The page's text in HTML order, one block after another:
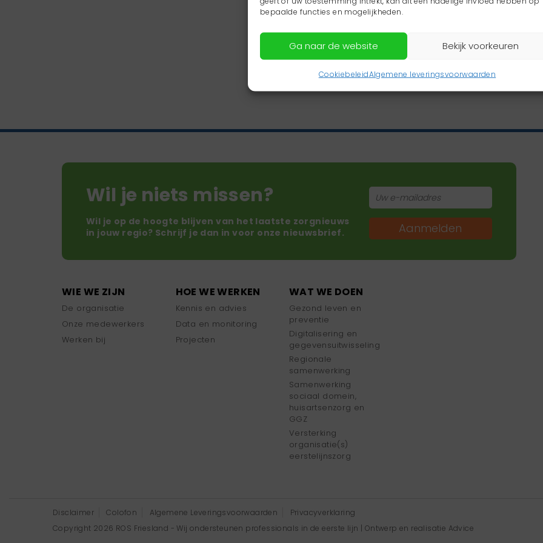
bepaalde functies en mogelijkheden.
Ga naar de website Bekijk voorkeuren
CookiebeleidAlgemene leveringsvoorwaarden
Wil je niets missen?
Wil je op de hoogte blijven van het laatste zorgnieuws
in jouw regio? Schrijf je dan in voor onze nieuwsbrief.
Aanmelden
WIE WE ZIJN
De organisatie
Onze medewerkers
Werken bij
HOE WE WERKEN
Kennis en advies
Data en monitoring
Projecten
WAT WE DOEN
Gezond leven en
preventie
Digitalisering en
gegevensuitwisseling
Regionale
samenwerking
Samenwerking
sociaal domein,
huisartsenzorg en
GGZ
Versterking
organisatie(s)
eerstelijnszorg
Disclaimer Colofon Algemene Leveringsvoorwaarden
Privacyverklaring
Copyright 2026 ROS Friesland - Wij ondersteunen professionals in de eerste lijn | Ontwerp en realisatie Advice